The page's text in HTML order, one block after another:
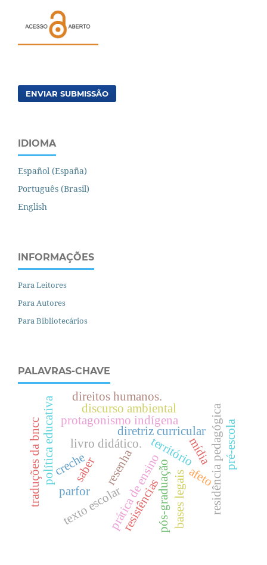
ENVIAR SUBMISSÃO
IDIOMA
Español (España)
Português (Brasil)
English
INFORMAÇÕES
Para Leitores
Para Autores
Para Bibliotecários
PALAVRAS-CHAVE
resenha território
diretriz curricular
prática de ensino
texto escolar pós-graduação
protagonismo indígena
saber
política educativa discurso ambiental
mídiaresidência pedagógica
livro didático.
direitos humanos.
parfor
pré-escola
creche
bases legais
traduções da bncc afeto
resistências